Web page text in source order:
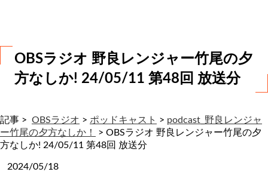
OBSラジオ 野良レンジャー竹尾の夕
方なしか! 24/05/11 第48回 放送分
記事 > OBSラジオ > ポッドキャスト > podcast_野良レンジャ
ー竹尾の夕方なしか！
> OBSラジオ 野良レンジャー竹尾の夕
方なしか! 24/05/11 第48回 放送分
2024/05/18